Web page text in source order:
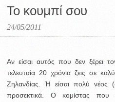
Το κουμπί σου
24/05/2011
Αν είσαι αυτός που δεν ξέρει
τελευταία 20 χρόνια ζεις σε
Ζηλανδίας. Ή είσαι πολύ νέος
προσεκτικά. Ο κομίστας που